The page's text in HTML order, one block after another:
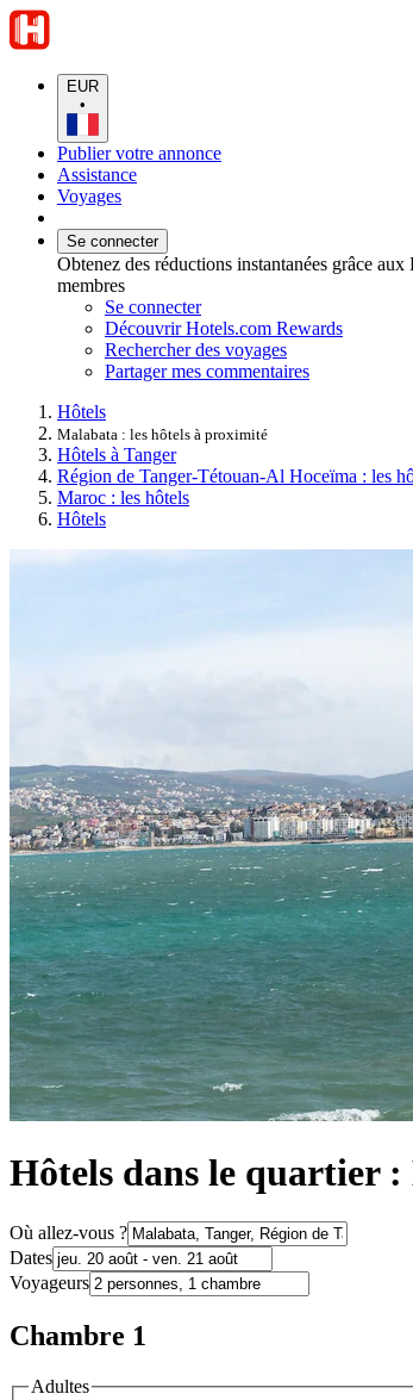
EUR
•
Publier votre annonce
Assistance
Voyages
Se connecter
Obtenez des réductions instantanées grâce aux
membres
Se connecter
Découvrir Hotels.com Rewards
Rechercher des voyages
Partager mes commentaires
Hôtels
Malabata : les hôtels à proximité
Hôtels à Tanger
Région de Tanger-Tétouan-Al Hoceïma : les
Maroc : les hôtels
Hôtels
Hôtels dans le quartier
Où allez-vous ?
Dates
Voyageurs
Chambre 1
Adultes